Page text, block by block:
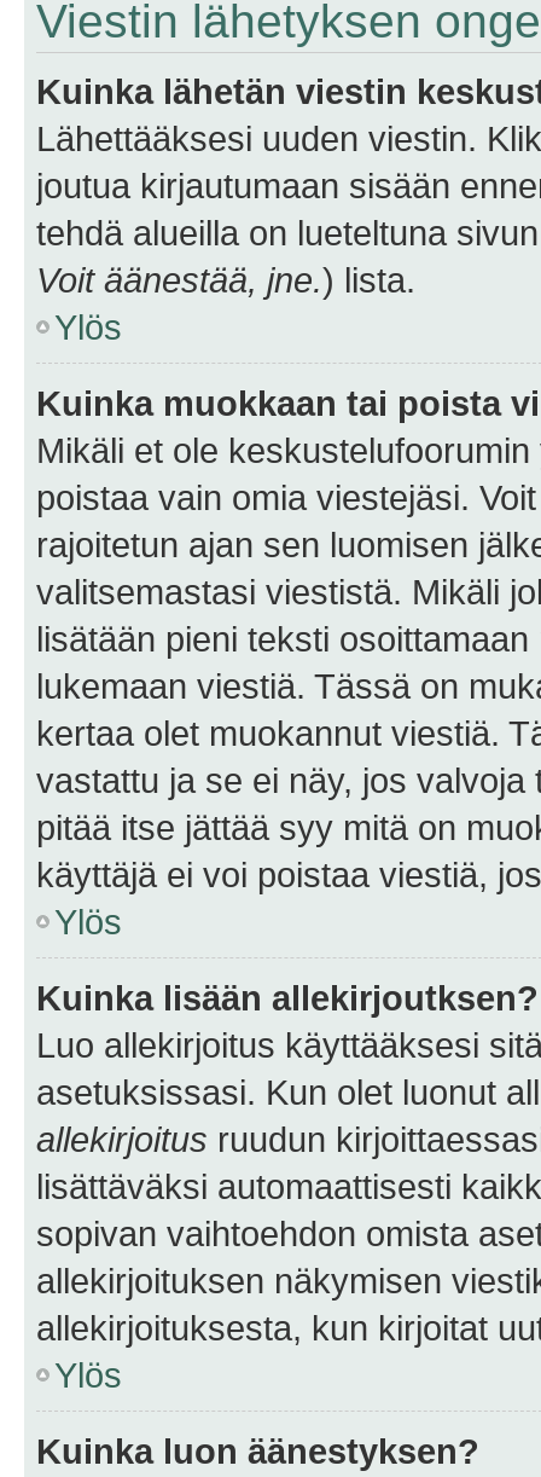
Viestin lähetyksen
Kuinka lähetän viestin
Lähettääksesi uuden viestin.
joutua kirjautumaan sisään
tehdä alueilla on lueteltuna
Voit äänestää, jne.) lista.
Ylös
Kuinka muokkaan tai poista
Mikäli et ole
poistaa vain omia viestejäsi.
rajoitetun ajan sen luomisen
valitsemastasi viestistä. Mikäli
lisätään pieni teksti
lukemaan viestiä. Tässä on
kertaa olet muokannut viestiä.
vastattu ja se ei näy, jos
pitää itse jättää syy mitä on
käyttäjä ei voi poistaa viestiä,
Ylös
Kuinka lisään allekirjoutksen?
Luo allekirjoitus käyttääksesi
asetuksissasi. Kun olet luonut
allekirjoitus ruudun
lisättäväksi automaattisesti
sopivan vaihtoehdon omista
allekirjoituksen näkymisen
allekirjoituksesta, kun kirjoitat
Ylös
Kuinka luon äänestyksen?